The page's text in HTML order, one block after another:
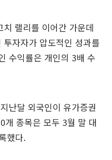
랠리를 이어간 가운데
자자가 압도적인 성과를
수익률은 개인의 3배 수
난달 외국인이 유가증권
개 종목은 모두 3월 말 대
했다.